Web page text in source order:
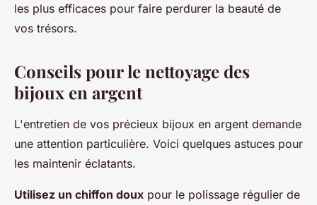
les plus efficaces pour faire perdurer la beauté de
vos trésors.
Conseils pour le nettoyage des
bijoux en argent
L'entretien de vos précieux bijoux en argent demande
une attention particulière. Voici quelques astuces pour
les maintenir éclatants.
Utilisez un chiffon doux pour le polissage régulier de